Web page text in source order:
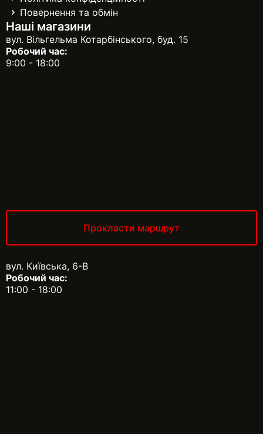
Повернення та обмін
Наші магазини
вул. Вільгельма Котарбінського, буд. 15
Робочий час:
9:00 - 18:00
Прокласти маршрут
вул. Київська, 6-В
Робочий час:
11:00 - 18:00